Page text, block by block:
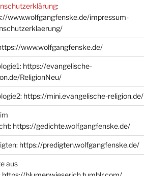
:
www.wolfgangfenske.de/impressum-
www.wolfgangfenske.de/
https://evangelische-
ReligionNeu/
https://mini.evangelische-religion.de/
https://gedichte.wolfgangfenske.de/
https://predigten.wolfgangfenske.de/
aus